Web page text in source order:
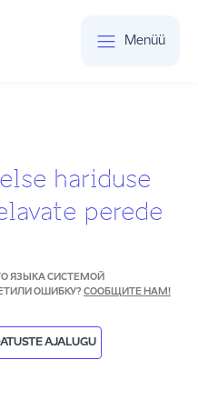
Menüü
hariduse
perede
ЯЗЫКА СИСТЕМОЙ
ОШИБКУ? СООБЩИТЕ НАМ!
AJALUGU